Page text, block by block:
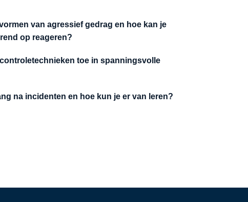
van agressief gedrag en hoe kan je
op reageren?
toe in spanningsvolle
na incidenten en hoe kun je er van leren?